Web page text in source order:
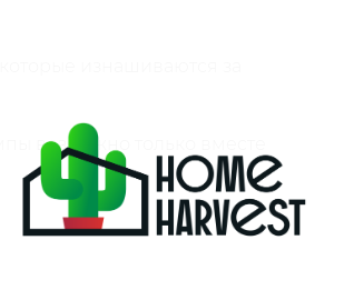
изнашиваются за
возможно только вместе